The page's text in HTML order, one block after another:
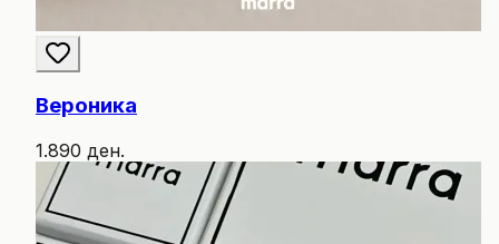
Вероника
1.890 ден.